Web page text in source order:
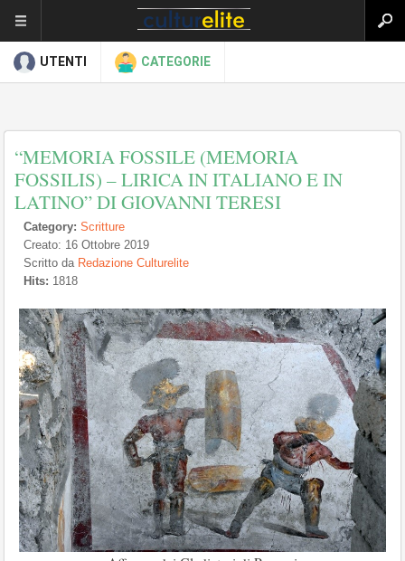
UTENTI CATEGORIE
“MEMORIA FOSSILE (MEMORIA
FOSSILIS) – LIRICA IN ITALIANO E IN
LATINO” DI GIOVANNI TERESI
Category: Scritture
Creato: 16 Ottobre 2019
Scritto da Redazione Culturelite
Hits: 1818